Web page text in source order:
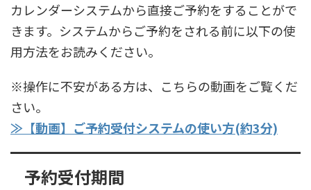
カレンダーシステムから直接ご予約をすることがで
きます。システムからご予約をされる前に以下の使
用方法をお読みください。
※操作に不安がある方は、こちらの動画をご覧くだ
さい。
≫【動画】ご予約受付システムの使い方(約3分)
予約受付期間